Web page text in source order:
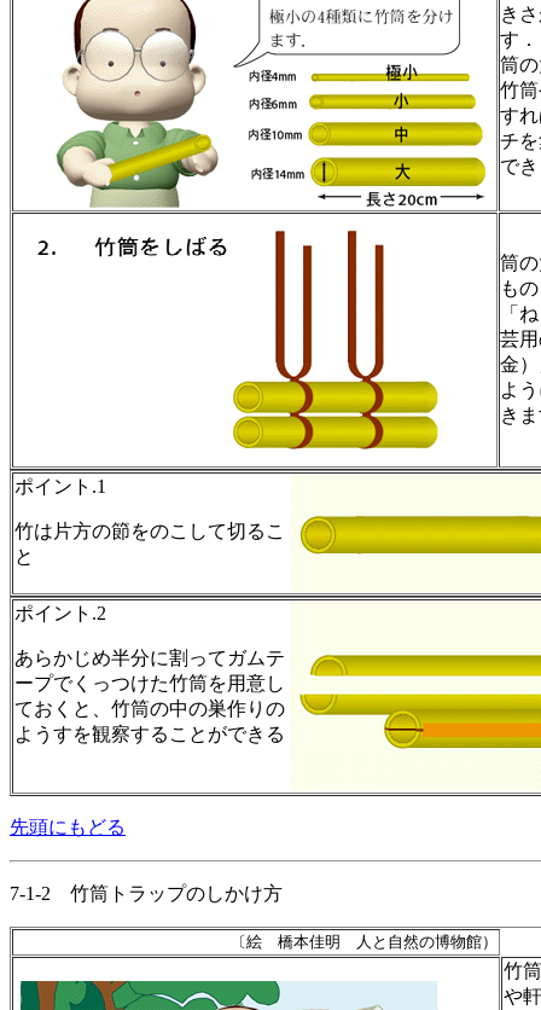
き
す．
筒
竹
す
チ
で
筒
も
「
芸
金
よ
き
ポイント.1
竹は片方の節をのこして切るこ
と
ポイント.2
あらかじめ半分に割ってガムテ
ープでくっつけた竹筒を用意し
ておくと、竹筒の中の巣作りの
ようすを観察することができる
先頭にもどる
7-1-2 竹筒トラップのしかけ方
〔絵 橋本佳明 人と自然の博物館）
竹
や